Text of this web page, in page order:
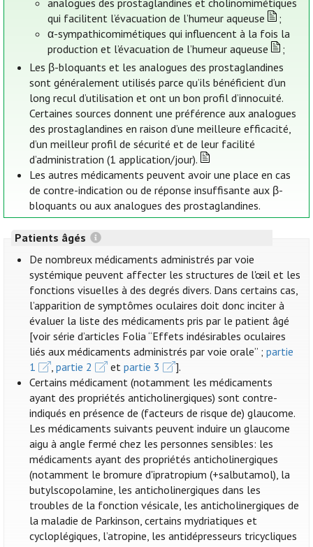
analogues des prostaglandines et cholinomimétiques
qui facilitent l’évacuation de l’humeur aqueuse
;
α-sympathicomimétiques qui influencent à la fois la
production et l’évacuation de l’humeur aqueuse
;
Les β-bloquants et les analogues des prostaglandines
sont généralement utilisés parce qu’ils bénéficient d’un
long recul d’utilisation et ont un bon profil d’innocuité.
Certaines sources donnent une préférence aux analogues
des prostaglandines en raison d’une meilleure efficacité,
d’un meilleur profil de sécurité et de leur facilité
d’administration (1 application/jour).
Les autres médicaments peuvent avoir une place en cas
de contre-indication ou de réponse insuffisante aux β-
bloquants ou aux analogues des prostaglandines.
Patients âgés
De nombreux médicaments administrés par voie
systémique peuvent affecter les structures de l'œil et les
fonctions visuelles à des degrés divers. Dans certains cas,
l’apparition de symptômes oculaires doit donc inciter à
évaluer la liste des médicaments pris par le patient âgé
[voir série d’articles Folia “Effets indésirables oculaires
liés aux médicaments administrés par voie orale” ;partie
1
,partie 2 etpartie 3
].
Certains médicament (notamment les médicaments
ayant des propriétés anticholinergiques) sont contre-
indiqués en présence de (facteurs de risque de) glaucome.
Les médicaments suivants peuvent induire un glaucome
aigu à angle fermé chez les personnes sensibles: les
médicaments ayant des propriétés anticholinergiques
(notamment le bromure d'ipratropium (+salbutamol), la
butylscopolamine, les anticholinergiques dans les
troubles de la fonction vésicale, les anticholinergiques de
la maladie de Parkinson, certains mydriatiques et
cycloplégiques, l’atropine, les antidépresseurs tricycliques